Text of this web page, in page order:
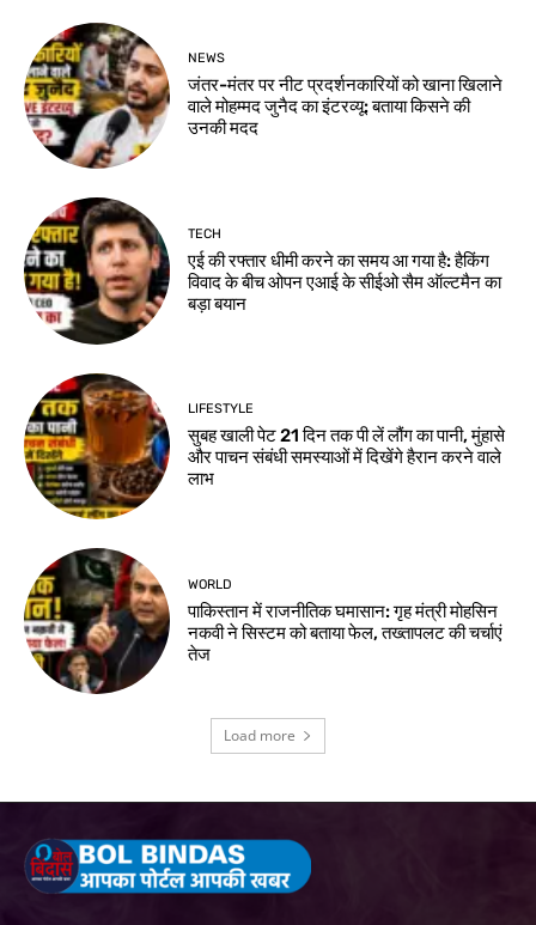
NEWS
जंतर-मंतर पर नीट प्रदर्शनकारियों को खाना खिलाने
वाले मोहम्मद जुनैद का इंटरव्यू: बताया किसने की
उनकी मदद
TECH
एई की रफ्तार धीमी करने का समय आ गया है: हैकिंग
विवाद के बीच ओपन एआई के सीईओ सैम ऑल्टमैन का
बड़ा बयान
LIFESTYLE
सुबह खाली पेट 21 दिन तक पी लें लौंग का पानी, मुंहासे
और पाचन संबंधी समस्याओं में दिखेंगे हैरान करने वाले
लाभ
WORLD
पाकिस्तान में राजनीतिक घमासान: गृह मंत्री मोहसिन
नकवी ने सिस्टम को बताया फेल, तख्तापलट की चर्चाएं
तेज
Load more